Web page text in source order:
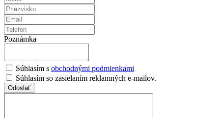
Poznámka
Súhlasím s obchodnými podmienkami
Súhlasím so zasielaním reklamných e-mailov.
Odoslať